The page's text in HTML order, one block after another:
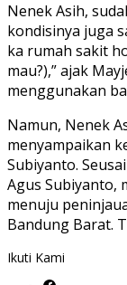
Nenek Asih,
kondisinya juga
ka rumah sakit
mau?),” ajak
menggunakan
Namun, Nenek
menyampaikan
Subiyanto.
Agus Subiyanto,
menuju
Bandung Barat.
Ikuti Kami